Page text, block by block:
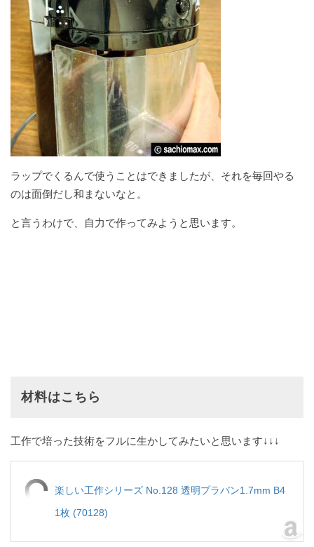
ラップでくるんで使うことはできましたが、それを毎回やる
のは面倒だし和まないなと。
と言うわけで、自力で作ってみようと思います。
材料はこちら
工作で培った技術をフルに生かしてみたいと思います↓↓↓
楽しい工作シリーズ No.128 透明プラバン1.7mm B4
1枚 (70128)